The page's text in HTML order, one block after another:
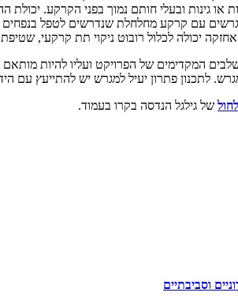
יכולה לכלול רובוט ניקוי תת קרקעי,
המקדימים של הפרויקט ועליו להיות
לתכנון פתרון יעיל למגרש יש להתייעץ עם
של גילגל הנדסה בקרו בעמוד.
וסביבתיים